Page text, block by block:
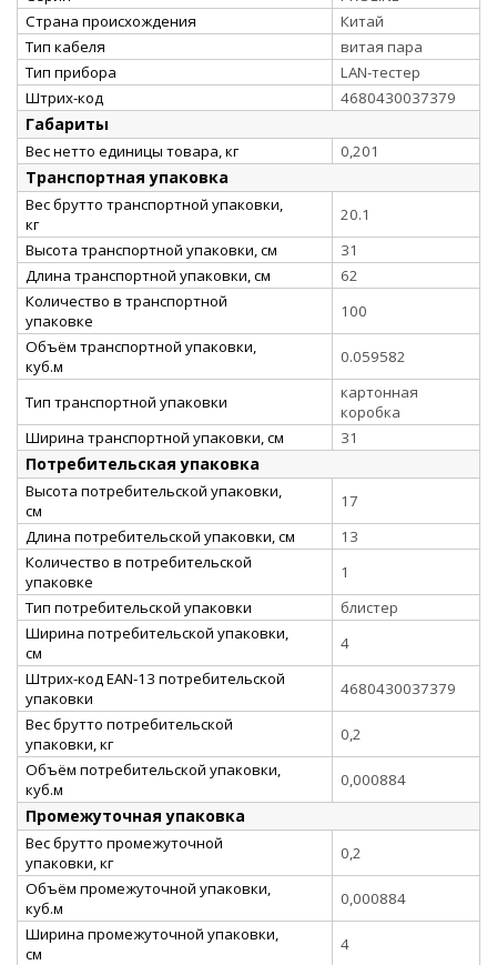
Страна происхождения
Китай
Тип кабеля
витая пара
Тип прибора
LAN-тестер
Штрих-код
4680430037379
Габариты
Вес нетто единицы товара, кг 0,201
Транспортная упаковка
Вес брутто транспортной упаковки,
кг
20.1
Высота транспортной упаковки, см
31
Длина транспортной упаковки, см
62
Количество в транспортной
упаковке
100
Объём транспортной упаковки,
куб.м
0.059582
Тип транспортной упаковки
картонная
коробка
Ширина транспортной упаковки, см
31
Потребительская упаковка
Высота потребительской упаковки,
см
17
Длина потребительской упаковки, см
13
Количество в потребительской
упаковке
1
Тип потребительской упаковки
блистер
Ширина потребительской упаковки,
см
4
Штрих-код EAN-13 потребительской
упаковки
4680430037379
Вес брутто потребительской
упаковки, кг
0,2
Объём потребительской упаковки,
куб.м
0,000884
Промежуточная упаковка
Вес брутто промежуточной
упаковки, кг
0,2
Объём промежуточной упаковки,
куб.м
0,000884
Ширина промежуточной упаковки,
см
4